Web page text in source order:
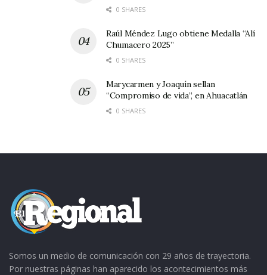
0 SHARES
Raúl Méndez Lugo obtiene Medalla “Alí
Chumacero 2025”
0 SHARES
Marycarmen y Joaquín sellan
“Compromiso de vida”, en Ahuacatlán
0 SHARES
Somos un medio de comunicación con 29 años de trayectoria.
Por nuestras páginas han aparecido los acontecimientos más